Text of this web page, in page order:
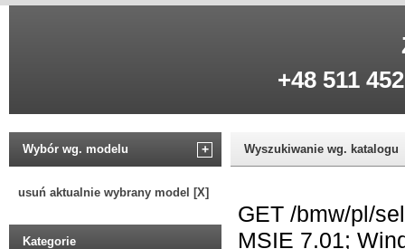
+48 511
Wybór wg. modelu +
usuń aktualnie wybrany model [X]
Kategorie
Wyszukiwanie wg. katalogu